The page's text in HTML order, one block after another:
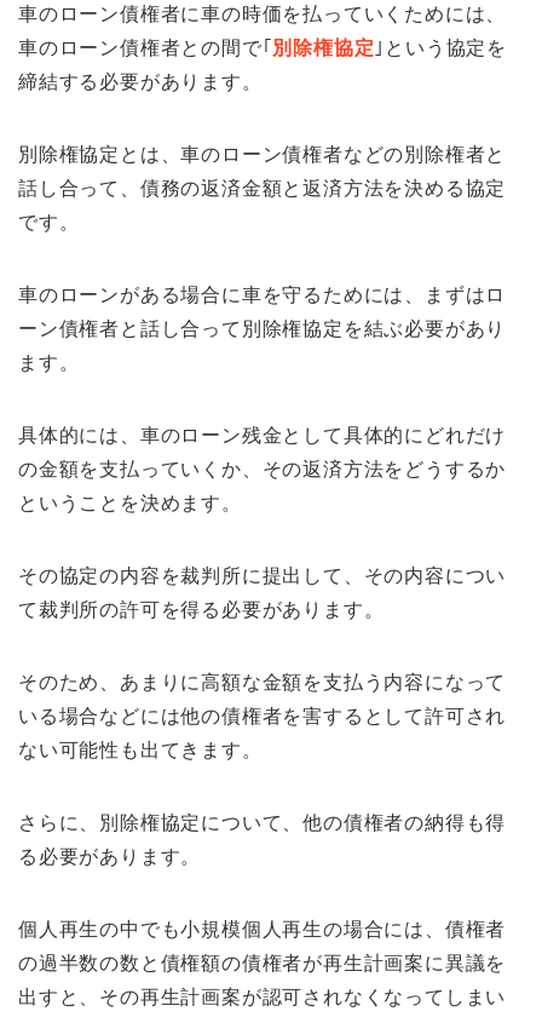
車のローン債権者に車の時価を払っていくためには、
車のローン債権者との間で｢ 別除権協定 ｣という協定を
締結する必要があります。
別除権協定とは、車のローン債権者などの別除権者と
話し合って、債務の返済金額と返済方法を決める協定
です。
車のローンがある場合に車を守るためには、まずはロ
ーン債権者と話し合って別除権協定を結ぶ必要があり
ます。
具体的には、車のローン残金として具体的にどれだけ
の金額を支払っていくか、その返済方法をどうするか
ということを決めます。
その協定の内容を裁判所に提出して、その内容につい
て裁判所の許可を得る必要があります。
そのため、あまりに高額な金額を支払う内容になって
いる場合などには他の債権者を害するとして許可され
ない可能性も出てきます。
さらに、別除権協定について、他の債権者の納得も得
る必要があります。
個人再生の中でも小規模個人再生の場合には、債権者
の過半数の数と債権額の債権者が再生計画案に異議を
出すと、その再生計画案が認可されなくなってしまい